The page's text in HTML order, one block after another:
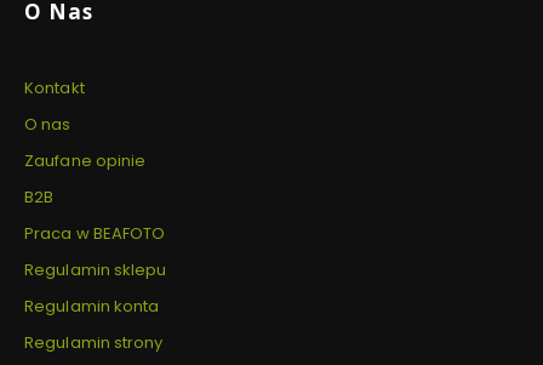
O Nas
Kontakt
O nas
Zaufane opinie
B2B
Praca w BEAFOTO
Regulamin sklepu
Regulamin konta
Regulamin strony